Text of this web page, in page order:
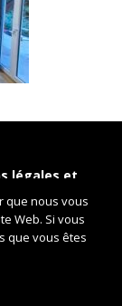
légales et
que nous vous
Web. Si vous
que vous êtes